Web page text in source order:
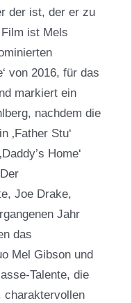
der ist, der er zu
ist Mels
von 2016, für das
markiert ein
nachdem die
‚Father Stu‘
Home‘
Joe Drake,
Jahr
das
Mel Gibson und
Talente, die
charaktervollen